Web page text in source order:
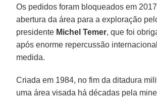
Os pedidos foram bloqueados em
abertura da área para a exploração
presidente Michel Temer, que foi
após enorme repercussão
medida.
Criada em 1984, no fim da ditadura
uma área visada há décadas pela